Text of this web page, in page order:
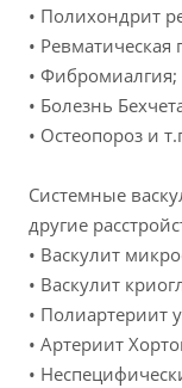
• Полихондрит
•
• Фибромиалгия;
• Болезнь
• Остеопороз и
Системные
другие
• Васкулит
• Васкулит
• Полиартериит
• Артериит
•